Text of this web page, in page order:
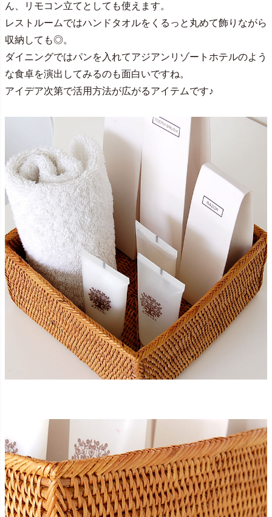
ん、リモコン立てとしても使えます。
レストルームではハンドタオルをくるっと丸めて飾りながら
収納しても◎。
ダイニングではパンを入れてアジアンリゾートホテルのよう
な食卓を演出してみるのも面白いですね。
アイデア次第で活用方法が広がるアイテムです♪